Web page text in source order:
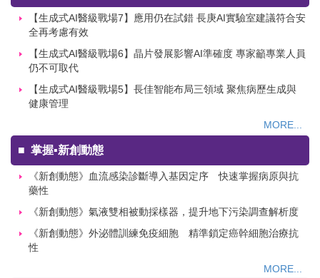
【生成式AI醫級戰場7】應用仍在試錯 長庚AI實驗室建議符合安
全再考慮有效
【生成式AI醫級戰場6】晶片發展影響AI準確度 專家籲專業人員
仍不可取代
【生成式AI醫級戰場5】長佳智能布局三領域 聚焦病歷生成與
健康管理
MORE...
■ 掌握▪新創動態
《新創動態》血流感染診斷導入基因定序 快速掌握病原與抗
藥性
《新創動態》氣液雙相被動採樣器，提升地下污染調查解析度
《新創動態》外泌體訓練免疫細胞 精準鎖定癌幹細胞治療抗
性
MORE...